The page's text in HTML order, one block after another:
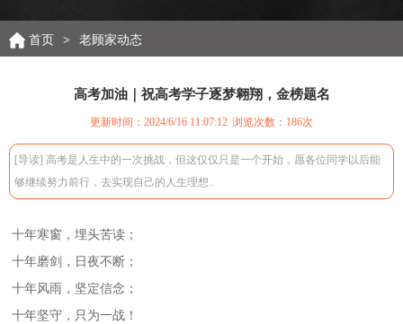
首页 > 老顾家动态
高考加油｜祝高考学子逐梦翱翔，金榜题名
更新时间：2024/6/16 11:07:12 浏览次数： 186次
[导读] 高考是人生中的一次挑战，但这仅仅只是一个开始，愿各位同学以后能
够继续努力前行，去实现自己的人生理想..
十年寒窗，埋头苦读；
十年磨剑，日夜不断；
十年风雨，坚定信念；
十年坚守，只为一战！